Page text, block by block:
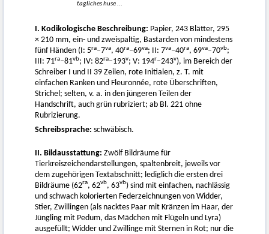
tagliches huse ...
I. Kodikologische Beschreibung: Papier, 243 Blätter, 295
× 210 mm, ein- und zweispaltig, Bastarden von mindestens
fünf Händen (I: 5ra–7va, 40ra–69va; II: 7va–40ra, 69va–70vb;
III: 71ra–81vb; IV: 82ra–193v; V: 194r–243v), im Bereich der
Schreiber I und II 39 Zeilen, rote Initialen, z. T. mit
einfachen Ranken und Fleuronnée, rote Überschriften,
Strichel; selten, v. a. in den jüngeren Teilen der
Handschrift, auch grün rubriziert; ab Bl. 221 ohne
Rubrizierung.
Schreibsprache: schwäbisch.
II. Bildausstattung: Zwölf Bildräume für
Tierkreiszeichendarstellungen, spaltenbreit, jeweils vor
dem zugehörigen Textabschnitt; lediglich die ersten drei
Bildräume (62ra, 62vb, 63vb) sind mit einfachen, nachlässig
und schwach kolorierten Federzeichnungen von Widder,
Stier, Zwillingen (als nacktes Paar mit Kränzen im Haar, der
Jüngling mit Pedum, das Mädchen mit Flügeln und Lyra)
ausgefüllt; Widder und Zwillinge mit Sternen in Rot; nur die